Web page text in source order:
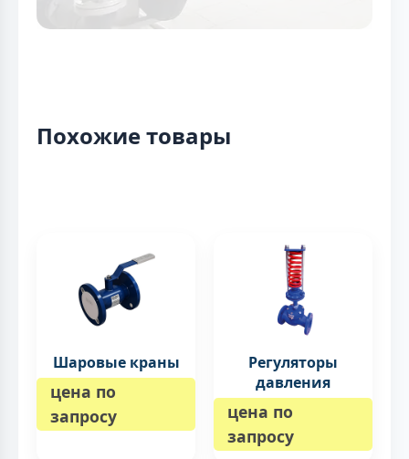
Похожие товары
Шаровые краны
цена по
запросу
Регуляторы
давления
цена по
запросу